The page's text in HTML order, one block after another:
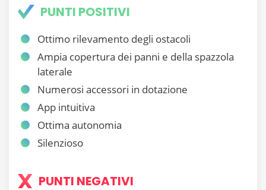
PUNTI POSITIVI
Ottimo rilevamento degli ostacoli
Ampia copertura dei panni e della spazzola
laterale
Numerosi accessori in dotazione
App intuitiva
Ottima autonomia
Silenzioso
PUNTI NEGATIVI